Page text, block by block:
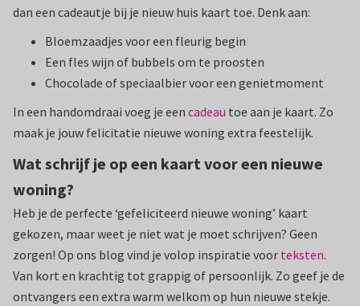
dan een cadeautje bij je nieuw huis kaart toe. Denk aan:
Bloemzaadjes voor een fleurig begin
Een fles wijn of bubbels om te proosten
Chocolade of speciaalbier voor een genietmoment
In een handomdraai voeg je een cadeau toe aan je kaart. Zo
maak je jouw felicitatie nieuwe woning extra feestelijk.
Wat schrijf je op een kaart voor een nieuwe
woning?
Heb je de perfecte ‘gefeliciteerd nieuwe woning’ kaart
gekozen, maar weet je niet wat je moet schrijven? Geen
zorgen! Op ons blog vind je volop inspiratie voor teksten.
Van kort en krachtig tot grappig of persoonlijk. Zo geef je de
ontvangers een extra warm welkom op hun nieuwe stekje.